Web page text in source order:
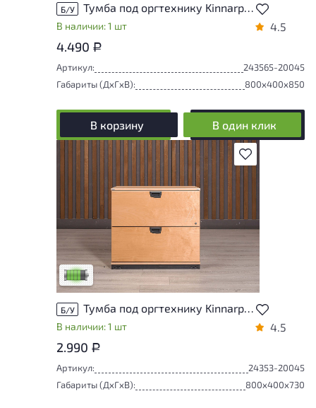
Б/У Тумба под оргтехнику Kinnarps ДСП Бук Швеция
В наличии: 1 шт 4.5
4.490 Р
Артикул:
243565-20045
Габариты (ДxГxВ):
800x400x850
В корзину В один клик
В избранное
У товара присутствуют незначительные
следы эксплуатации, не влияющие на
удобство его использования
Низкая степень износа
Б/У Тумба под оргтехнику Kinnarps ДСП Клен Швеция
В наличии: 1 шт 4.5
2.990 Р
Артикул:
24353-20045
Габариты (ДxГxВ):
800x400x730